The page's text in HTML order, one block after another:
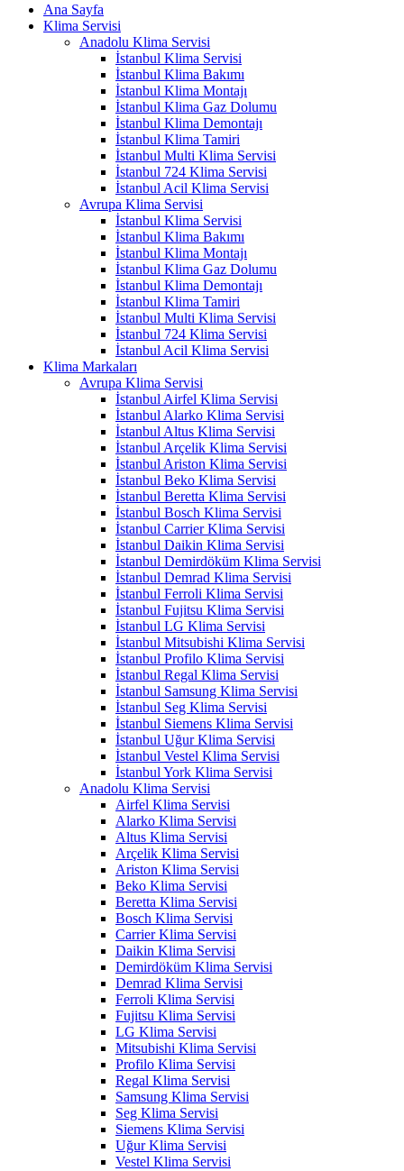
Ana Sayfa
Klima Servisi
Anadolu Klima Servisi
İstanbul Klima Servisi
İstanbul Klima Bakımı
İstanbul Klima Montajı
İstanbul Klima Gaz Dolumu
İstanbul Klima Demontajı
İstanbul Klima Tamiri
İstanbul Multi Klima Servisi
İstanbul 724 Klima Servisi
İstanbul Acil Klima Servisi
Avrupa Klima Servisi
İstanbul Klima Servisi
İstanbul Klima Bakımı
İstanbul Klima Montajı
İstanbul Klima Gaz Dolumu
İstanbul Klima Demontajı
İstanbul Klima Tamiri
İstanbul Multi Klima Servisi
İstanbul 724 Klima Servisi
İstanbul Acil Klima Servisi
Klima Markaları
Avrupa Klima Servisi
İstanbul Airfel Klima Servisi
İstanbul Alarko Klima Servisi
İstanbul Altus Klima Servisi
İstanbul Arçelik Klima Servisi
İstanbul Ariston Klima Servisi
İstanbul Beko Klima Servisi
İstanbul Beretta Klima Servisi
İstanbul Bosch Klima Servisi
İstanbul Carrier Klima Servisi
İstanbul Daikin Klima Servisi
İstanbul Demirdöküm Klima Servisi
İstanbul Demrad Klima Servisi
İstanbul Ferroli Klima Servisi
İstanbul Fujitsu Klima Servisi
İstanbul LG Klima Servisi
İstanbul Mitsubishi Klima Servisi
İstanbul Profilo Klima Servisi
İstanbul Regal Klima Servisi
İstanbul Samsung Klima Servisi
İstanbul Seg Klima Servisi
İstanbul Siemens Klima Servisi
İstanbul Uğur Klima Servisi
İstanbul Vestel Klima Servisi
İstanbul York Klima Servisi
Anadolu Klima Servisi
Airfel Klima Servisi
Alarko Klima Servisi
Altus Klima Servisi
Arçelik Klima Servisi
Ariston Klima Servisi
Beko Klima Servisi
Beretta Klima Servisi
Bosch Klima Servisi
Carrier Klima Servisi
Daikin Klima Servisi
Demirdöküm Klima Servisi
Demrad Klima Servisi
Ferroli Klima Servisi
Fujitsu Klima Servisi
LG Klima Servisi
Mitsubishi Klima Servisi
Profilo Klima Servisi
Regal Klima Servisi
Samsung Klima Servisi
Seg Klima Servisi
Siemens Klima Servisi
Uğur Klima Servisi
Vestel Klima Servisi